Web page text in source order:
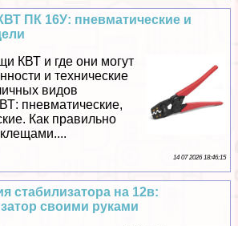
ПК 16У: пневматические и
КВТ и где они могут
и технические
видов
пневматические,
Как правильно
14 07 2026 18:46:15
стабилизатора на 12в:
своими руками